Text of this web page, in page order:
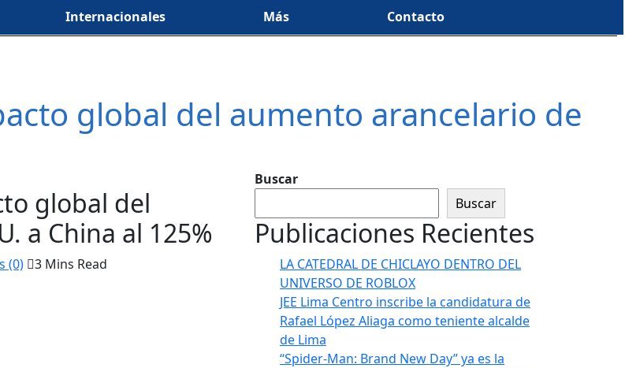
Internacionales Más Contacto
global del aumento arancelario de
global del
a China al 125%
(0) 3 Mins Read
Buscar
Buscar
Publicaciones Recientes
LA CATEDRAL DE CHICLAYO DENTRO DEL
UNIVERSO DE ROBLOX
JEE Lima Centro inscribe la candidatura de
Rafael López Aliaga como teniente alcalde
de Lima
“Spider-Man: Brand New Day” ya es la